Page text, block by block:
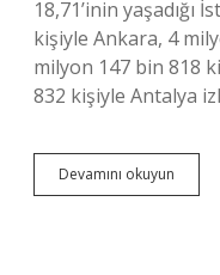
18,71’inin yaşadığı
kişiyle Ankara, 4
milyon 147 bin 818
832 kişiyle Antalya
Devamını okuyun
Çok